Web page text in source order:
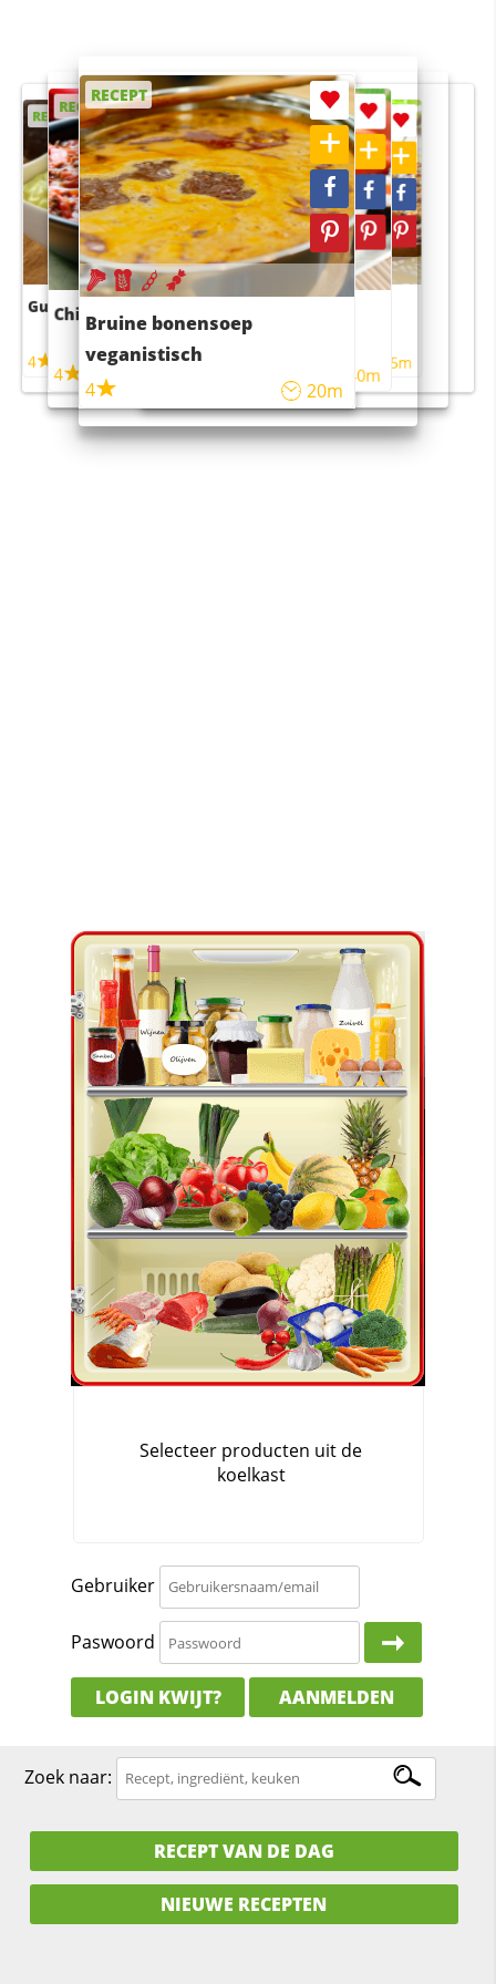
Gebruiker
Paswoord
LOGIN KWIJT? AANMELDEN
RECEPT
Guacamole
4
RECEPT
Chili con carne
4 45m
RECEPT
Bruine bonensoep
veganistisch
4
20m
RECEPT
Sushi rijstsalade
maaltijdsalade
40m
RECEPT
4 55m
Zoek naar:
RECEPT VAN DE DAG
NIEUWE RECEPTEN